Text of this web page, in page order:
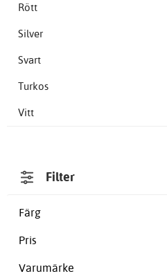
Rött
Silver
Svart
Turkos
Vitt
Filter
Färg
Pris
Varumärke